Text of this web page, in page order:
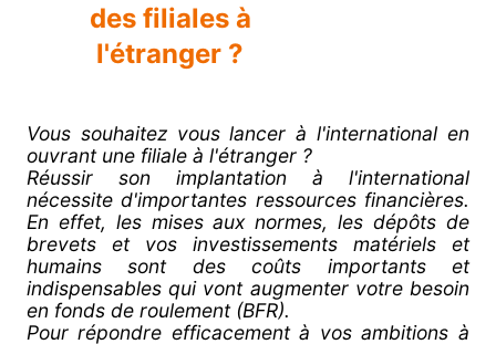
des filiales à
l'étranger ?
Vous souhaitez vous lancer à l'international en
ouvrant une filiale à l'étranger ?
Réussir son implantation à l'international
nécessite d'importantes ressources financières.
En effet, les mises aux normes, les dépôts de
brevets et vos investissements matériels et
humains sont des coûts importants et
indispensables qui vont augmenter votre besoin
en fonds de roulement (BFR).
Pour répondre efficacement à vos ambitions à